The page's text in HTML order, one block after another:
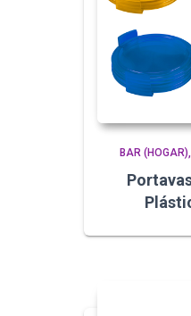
BAR (HOGAR)